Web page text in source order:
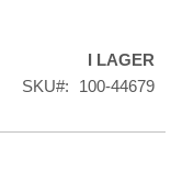
I LAGER
SKU
100-44679